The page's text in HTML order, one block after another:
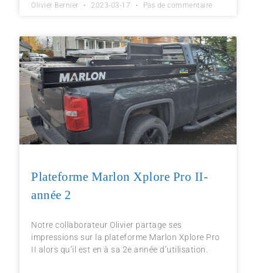
Olivier Bernier 2023-03-17 Pas de commentaire
Plateforme Marlon Xplore Pro II-
année 2
Notre collaborateur Olivier partage ses
impressions sur la plateforme Marlon Xplore Pro
II alors qu’il est en à sa 2e année d’utilisation.